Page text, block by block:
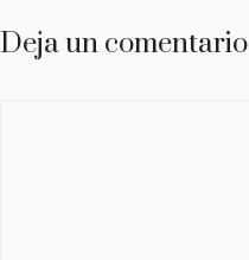
Deja un comentario